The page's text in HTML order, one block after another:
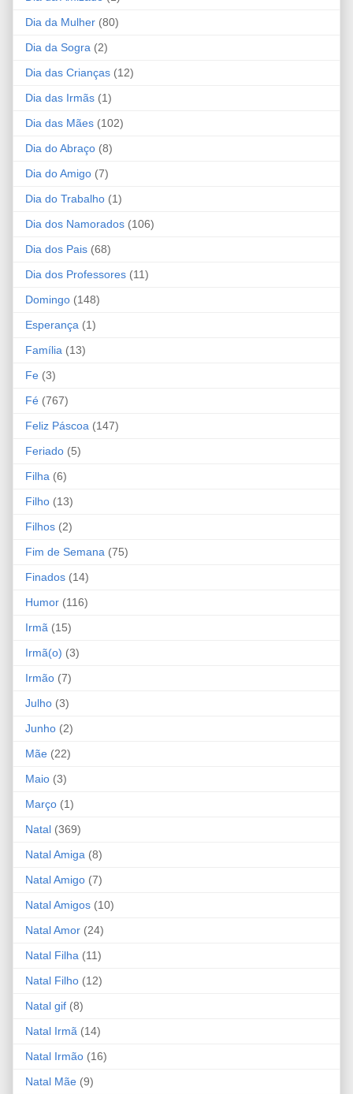
Dia da Mulher (80)
Dia da Sogra (2)
Dia das Crianças (12)
Dia das Irmãs (1)
Dia das Mães (102)
Dia do Abraço (8)
Dia do Amigo (7)
Dia do Trabalho (1)
Dia dos Namorados (106)
Dia dos Pais (68)
Dia dos Professores (11)
Domingo (148)
Esperança (1)
Família (13)
Fe (3)
Fé (767)
Feliz Páscoa (147)
Feriado (5)
Filha (6)
Filho (13)
Filhos (2)
Fim de Semana (75)
Finados (14)
Humor (116)
Irmã (15)
Irmã(o) (3)
Irmão (7)
Julho (3)
Junho (2)
Mãe (22)
Maio (3)
Março (1)
Natal (369)
Natal Amiga (8)
Natal Amigo (7)
Natal Amigos (10)
Natal Amor (24)
Natal Filha (11)
Natal Filho (12)
Natal gif (8)
Natal Irmã (14)
Natal Irmão (16)
Natal Mãe (9)